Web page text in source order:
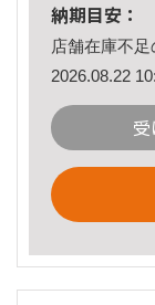
納期目安：
店舗在庫不足
2026.08.22